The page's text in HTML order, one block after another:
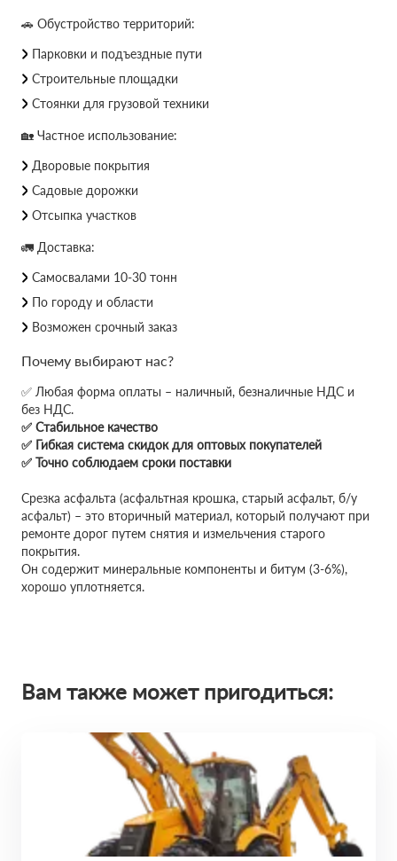
🚗 Обустройство территорий:
Парковки и подъездные пути
Строительные площадки
Стоянки для грузовой техники
🏡 Частное использование:
Дворовые покрытия
Садовые дорожки
Отсыпка участков
🚛 Доставка:
Самосвалами 10-30 тонн
По городу и области
Возможен срочный заказ
Почему выбирают нас?
✅ Любая форма оплаты – наличный, безналичные НДС и
без НДС.
✅ Стабильное качество
✅ Гибкая система скидок для оптовых покупателей
✅ Точно соблюдаем сроки поставки
Срезка асфальта (асфальтная крошка, старый асфальт, б/у
асфальт) – это вторичный материал, который получают при
ремонте дорог путем снятия и измельчения старого
покрытия.
Он содержит минеральные компоненты и битум (3-6%),
хорошо уплотняется.
Вам также может пригодиться: